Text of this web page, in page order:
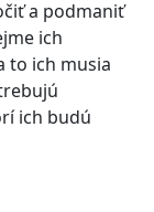
a podmaniť
ich
to ich musia
ich budú